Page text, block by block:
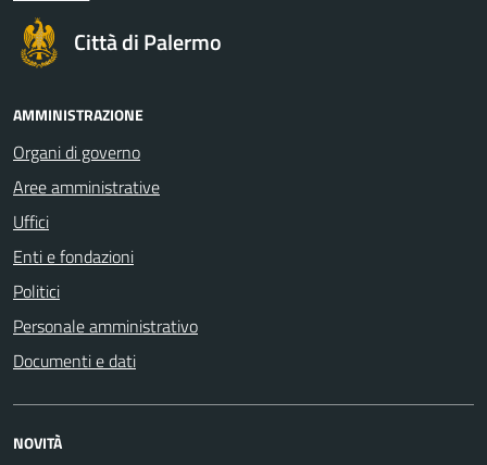
Città di Palermo
AMMINISTRAZIONE
Organi di governo
Aree amministrative
Uffici
Enti e fondazioni
Politici
Personale amministrativo
Documenti e dati
NOVITÀ